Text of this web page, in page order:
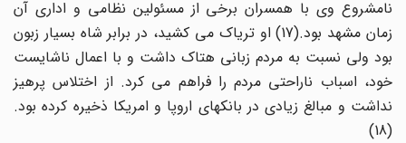
نامشروع وی با همسران برخی از مسئولین نظامی و اداری آن
زمان مشهد بود.(17) او تریاک می کشید، در برابر شاه بسیار زبون
بود ولی نسبت به مردم زبانی هتاک داشت و با اعمال ناشایست
خود، اسباب ناراحتی مردم را فراهم می کرد. از اختلاس پرهیز
نداشت و مبالغ زیادی در بانکهای اروپا و امریکا ذخیره کرده بود.